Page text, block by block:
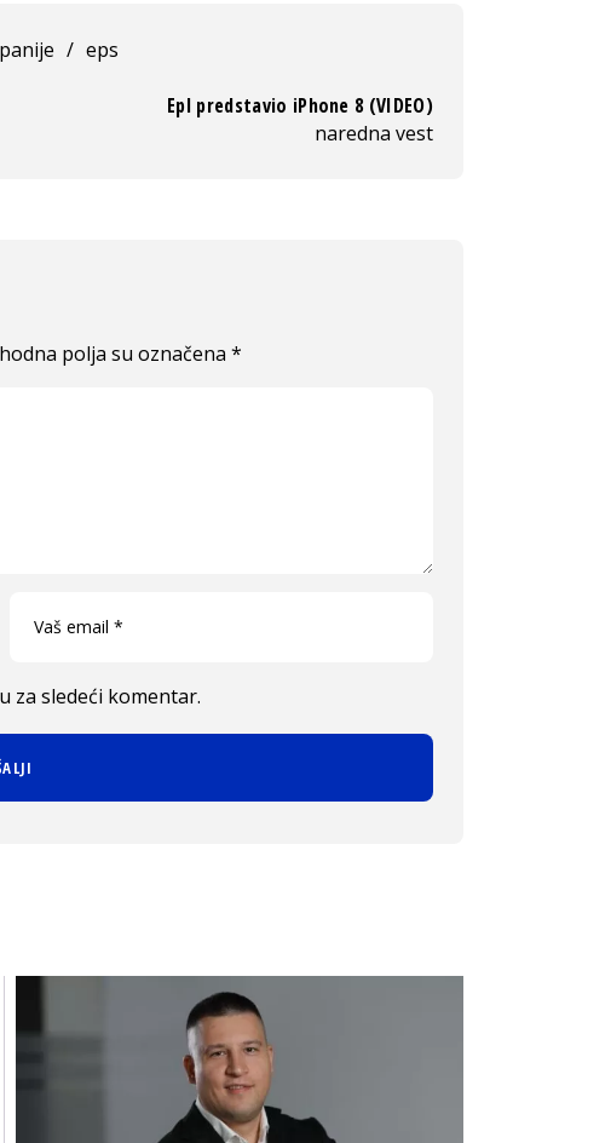
/ eps
Epl predstavio iPhone 8 (VIDEO)
naredna vest
polja su označena *
za sledeći komentar.